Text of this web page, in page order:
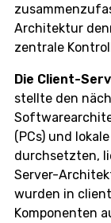
Architektur
zentrale
Die Client-
stellte den
(PCs) und
durchsetzten,
Server-
wurden in
Komponenten